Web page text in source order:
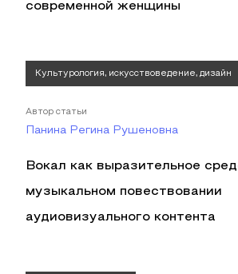
современной женщины
Культурология, искусствоведение, дизайн
Автор статьи
Панина Регина Рушеновна
Вокал как выразительное
музыкальном повествовании
аудиовизуального контента